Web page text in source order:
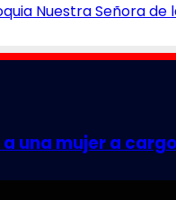
Nuestra Señora de
una mujer a